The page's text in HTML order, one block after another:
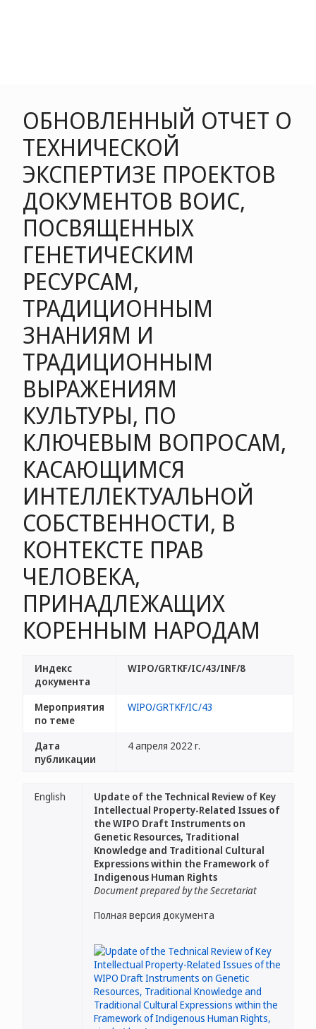
ОБНОВЛЕННЫЙ ОТЧЕТ О
ТЕХНИЧЕСКОЙ
ЭКСПЕРТИЗЕ ПРОЕКТОВ
ДОКУМЕНТОВ ВОИС,
ПОСВЯЩЕННЫХ
ГЕНЕТИЧЕСКИМ
РЕСУРСАМ,
ТРАДИЦИОННЫМ
ЗНАНИЯМ И
ТРАДИЦИОННЫМ
ВЫРАЖЕНИЯМ
КУЛЬТУРЫ, ПО
КЛЮЧЕВЫМ ВОПРОСАМ,
КАСАЮЩИМСЯ
ИНТЕЛЛЕКТУАЛЬНОЙ
СОБСТВЕННОСТИ, В
КОНТЕКСТЕ ПРАВ
ЧЕЛОВЕКА,
ПРИНАДЛЕЖАЩИХ
КОРЕННЫМ НАРОДАМ
Индекс
документа
WIPO/GRTKF/IC/43/INF/8
Мероприятия
по теме
WIPO/GRTKF/IC/43
Дата
публикации
4 апреля 2022 г.
English
Update of the Technical Review of Key
Intellectual Property-Related Issues of
the WIPO Draft Instruments on
Genetic Resources, Traditional
Knowledge and Traditional Cultural
Expressions within the Framework of
Indigenous Human Rights
Document prepared by the Secretariat
Полная версия документа